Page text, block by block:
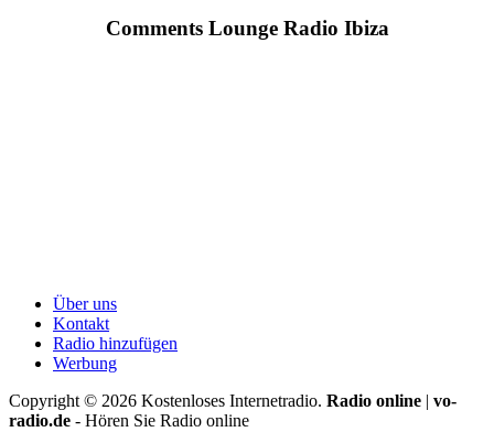
Comments Lounge Radio Ibiza
Über uns
Kontakt
Radio hinzufügen
Werbung
Copyright © 2026 Kostenloses Internetradio. Radio online | vo-
radio.de - Hören Sie Radio online